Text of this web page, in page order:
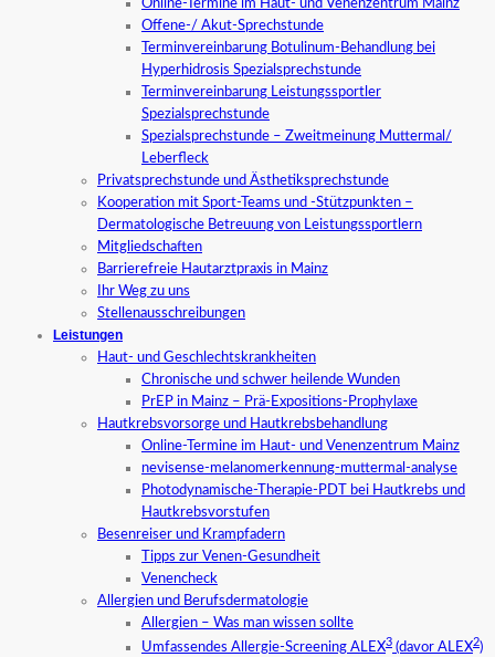
Online-Termine im Haut- und Venenzentrum Mainz
Offene-/ Akut-Sprechstunde
Terminvereinbarung Botulinum-Behandlung bei
Hyperhidrosis Spezialsprechstunde
Terminvereinbarung Leistungssportler
Spezialsprechstunde
Spezialsprechstunde – Zweitmeinung Muttermal/
Leberfleck
Privatsprechstunde und Ästhetiksprechstunde
Kooperation mit Sport-Teams und -Stützpunkten –
Dermatologische Betreuung von Leistungssportlern
Mitgliedschaften
Barrierefreie Hautarztpraxis in Mainz
Ihr Weg zu uns
Stellenausschreibungen
Leistungen
Haut- und Geschlechtskrankheiten
Chronische und schwer heilende Wunden
PrEP in Mainz – Prä-Expositions-Prophylaxe
Hautkrebsvorsorge und Hautkrebsbehandlung
Online-Termine im Haut- und Venenzentrum Mainz
nevisense-melanomerkennung-muttermal-analyse
Photodynamische-Therapie-PDT bei Hautkrebs und
Hautkrebsvorstufen
Besenreiser und Krampfadern
Tipps zur Venen-Gesundheit
Venencheck
Allergien und Berufsdermatologie
Allergien – Was man wissen sollte
Umfassendes Allergie-Screening ALEX3 (davor ALEX2)